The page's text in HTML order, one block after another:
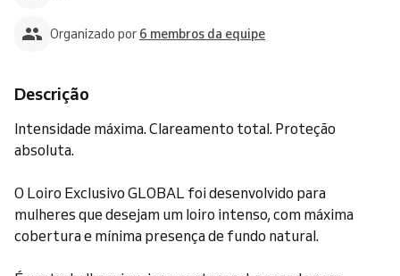
Organizado por 6 membros da equipe
Descrição
Intensidade máxima. Clareamento total. Proteção
absoluta.
O Loiro Exclusivo GLOBAL foi desenvolvido para
mulheres que desejam um loiro intenso, com máxima
cobertura e mínima presença de fundo natural.